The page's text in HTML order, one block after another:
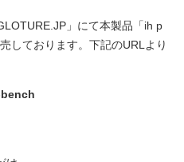
」にて本製品「ih p
しております。下記のURLより